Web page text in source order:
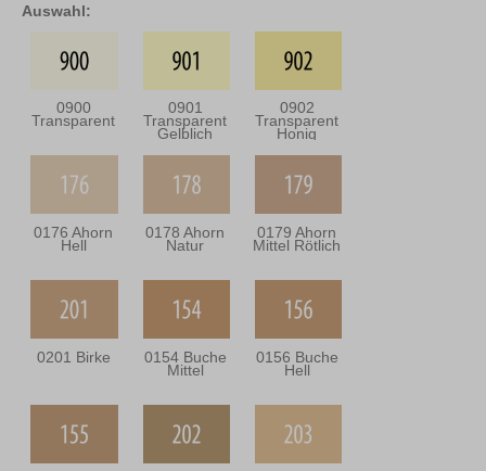
Auswahl:
0900
Transparent
0901
Transparent
Gelblich
0902
Transparent
Honig
0176 Ahorn
Hell
0178 Ahorn
Natur
0179 Ahorn
Mittel Rötlich
0201 Birke 0154 Buche
Mittel
0156 Buche
Hell